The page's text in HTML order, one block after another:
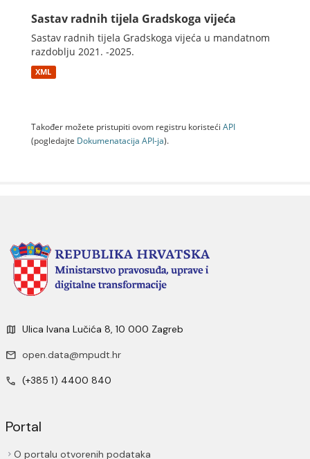
Sastav radnih tijela Gradskoga vijeća
Sastav radnih tijela Gradskoga vijeća u mandatnom
razdoblju 2021. -2025.
XML
Također možete pristupiti ovom registru koristeći API
(pogledajte Dokumenаtаcijа API-jа).